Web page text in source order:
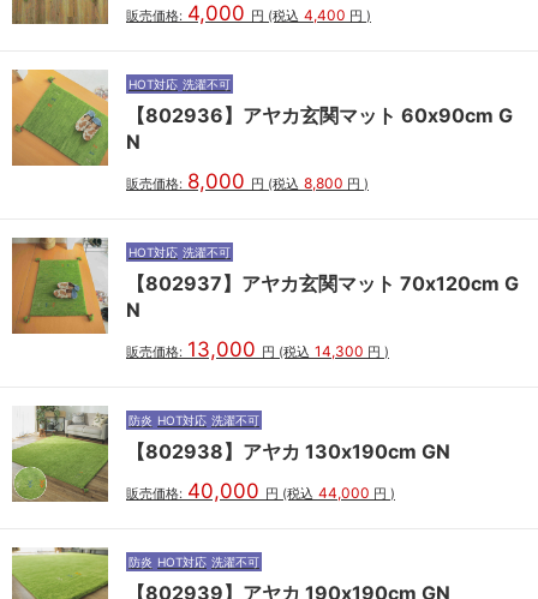
販売価格: 4,000 円 (税込 4,400 円 )
HOT対応 洗濯不可
【802936】アヤカ玄関マット 60x90cm G
N
販売価格: 8,000 円 (税込 8,800 円 )
HOT対応 洗濯不可
【802937】アヤカ玄関マット 70x120cm G
N
販売価格: 13,000 円 (税込 14,300 円 )
防炎 HOT対応 洗濯不可
【802938】アヤカ 130x190cm GN
販売価格: 40,000 円 (税込 44,000 円 )
防炎 HOT対応 洗濯不可
【802939】アヤカ 190x190cm GN